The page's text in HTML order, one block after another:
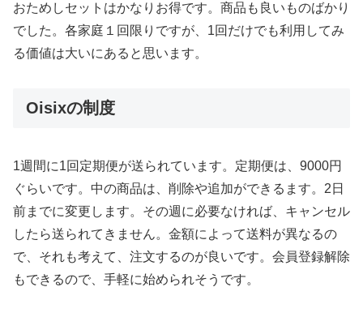
おためしセットはかなりお得です。商品も良いものばかり
でした。各家庭１回限りですが、1回だけでも利用してみ
る価値は大いにあると思います。
Oisixの制度
1週間に1回定期便が送られています。定期便は、9000円
ぐらいです。中の商品は、削除や追加ができるます。2日
前までに変更します。その週に必要なければ、キャンセル
したら送られてきません。金額によって送料が異なるの
で、それも考えて、注文するのが良いです。会員登録解除
もできるので、手軽に始められそうです。